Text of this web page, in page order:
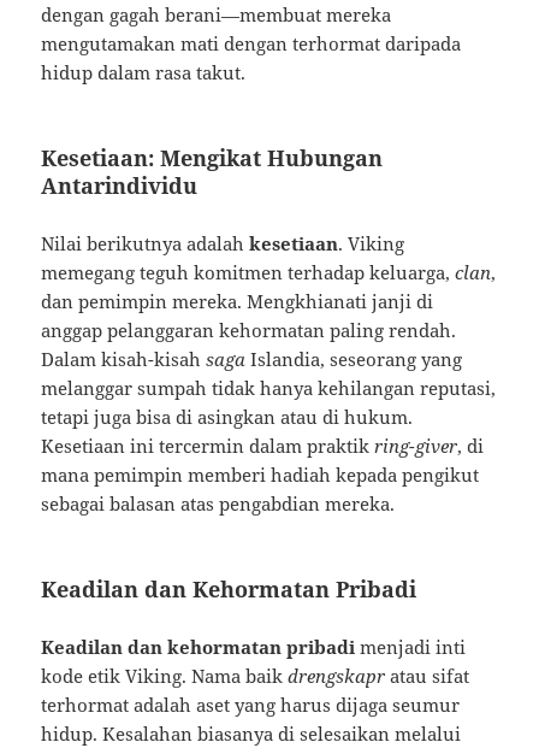
dengan gagah berani—membuat mereka
mengutamakan mati dengan terhormat daripada
hidup dalam rasa takut.
Kesetiaan: Mengikat Hubungan
Antarindividu
Nilai berikutnya adalahkesetiaan. Viking
memegang teguh komitmen terhadap keluarga,clan,
dan pemimpin mereka. Mengkhianati janji di
anggap pelanggaran kehormatan paling rendah.
Dalam kisah-kisahsaga Islandia, seseorang yang
melanggar sumpah tidak hanya kehilangan reputasi,
tetapi juga bisa di asingkan atau di hukum.
Kesetiaan ini tercermin dalam praktikring-giver, di
mana pemimpin memberi hadiah kepada pengikut
sebagai balasan atas pengabdian mereka.
Keadilan dan Kehormatan Pribadi
Keadilan dan kehormatan pribadi menjadi inti
kode etik Viking. Nama baikdrengskapr atau sifat
terhormat adalah aset yang harus dijaga seumur
hidup. Kesalahan biasanya di selesaikan melalui